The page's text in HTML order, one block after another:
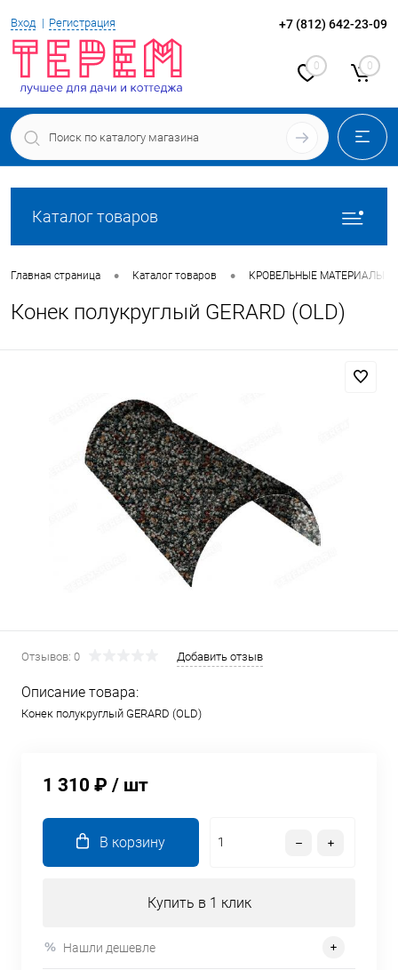
Вход Регистрация +7 (812) 642-23-09
0 0
Каталог товаров
Главная страница • Каталог товаров • КРОВЕЛЬНЫЕ МАТЕРИАЛЫ
Конек полукруглый GERARD (OLD)
Отзывов: 0 Добавить отзыв
Описание товара:
Конек полукруглый GERARD (OLD)
1 310 ₽ / шт
В корзину
Купить в 1 клик
Нашли дешевле